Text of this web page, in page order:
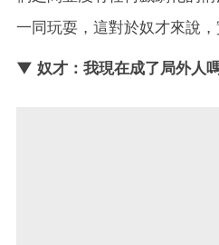
一同玩耍，這對於奴才來說
▼ 奴才：我現在成了局外人